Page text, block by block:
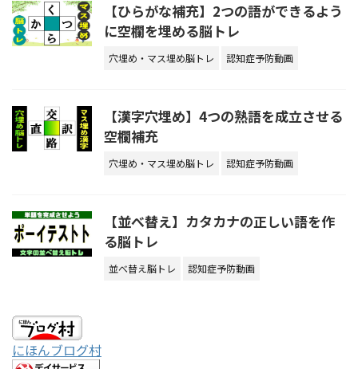
【ひらがな補充】2つの語ができるよう
に空欄を埋める脳トレ
穴埋め・マス埋め脳トレ 認知症予防動画
【漢字穴埋め】4つの熟語を成立させる
空欄補充
穴埋め・マス埋め脳トレ 認知症予防動画
【並べ替え】カタカナの正しい語を作
る脳トレ
並べ替え脳トレ 認知症予防動画
にほんブログ村